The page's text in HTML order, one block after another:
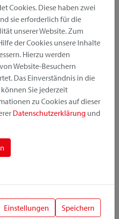
Cookies. Diese haben zwei
sie erforderlich für die
unserer Website. Zum
der Cookies unsere Inhalte
Hierzu werden
Website-Besuchern
Das Einverständnis in die
Sie jederzeit
zu Cookies auf dieser
Datenschutzerklärung und
Einstellungen Speichern